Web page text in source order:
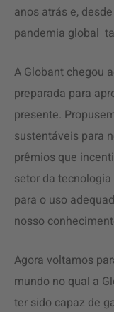
anos atrás e,
pandemia global
A Globant chegou
preparada para
presente.
sustentáveis ​​para
prêmios que
setor da
para o uso
nosso
Agora voltamos
mundo no qual a
ter sido capaz de